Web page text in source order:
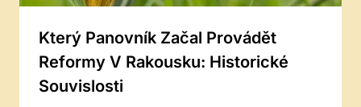
Který Panovník Začal Provádět
Reformy V Rakousku: Historické
Souvislosti